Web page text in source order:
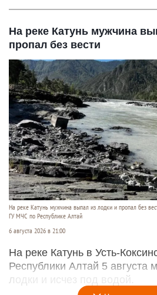
На реке Катунь мужчина
пропал без вести
На реке Катунь мужчина выпал из лодки и пропал без
ГУ МЧС по Республике Алтай
6 августа 2026 в 21:00
На реке Катунь в Усть-
Республики Алтай 5 августа
лодки и исчез под водой.